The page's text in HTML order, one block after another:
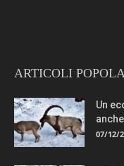
ARTICOLI
Un
07/12/